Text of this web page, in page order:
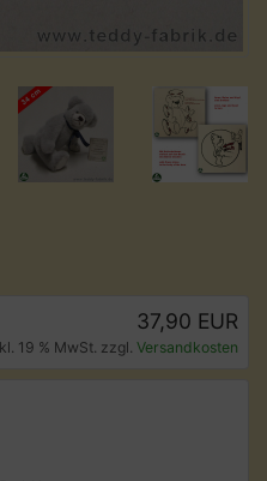
37,90 EUR
19 % MwSt. zzgl. Versandkosten